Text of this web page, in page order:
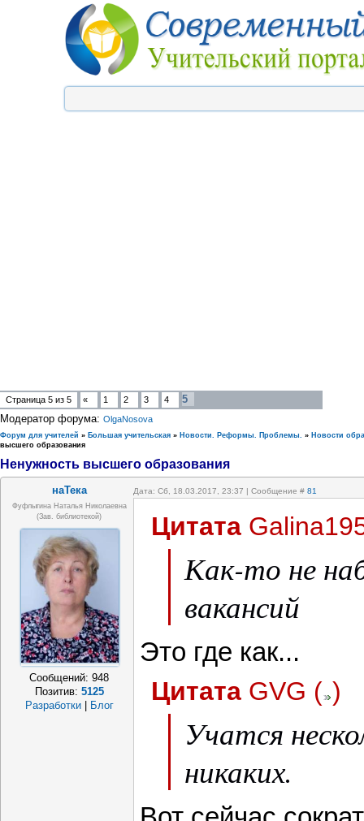
Страница 5 из 5 « 1 2 3 4
5
Модератор форума: OlgaNosova
Форум для учителей » Большая учительская » Новости. Реформы. Проблемы. » Новости
высшего образования
Ненужность высшего образования
наТека Дата: Сб, 18.03.2017, 23:37 | Сообщение # 81
Фуфлыгина Наталья Николаевна
(зав. библиотекой)
Сообщений:948
Позитив: 5125
Разработки
Блог
Цитата
Как-то не
вакансий
Это где как...
Цитата GVG ( )
Учатся
никаких.